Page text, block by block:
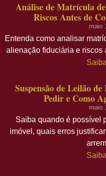
Análise de Matrícula
Riscos Antes de
maio
Entenda como analisar
alienação fiduciária e riscos
Suspensão de Leilão
Pedir e Como
maio
Saiba quando é possível
imóvel, quais erros